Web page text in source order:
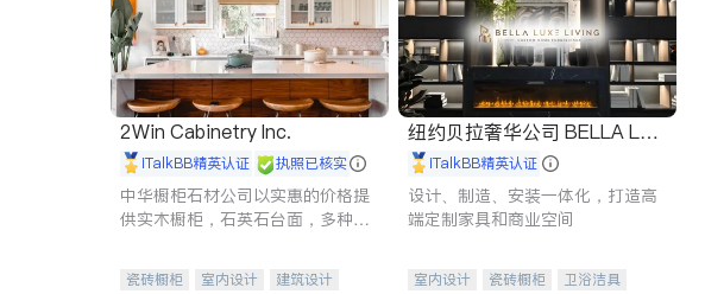
2Win Cabinetry Inc.
iTalkBB精英认证 执照已核实
中华橱柜石材公司以实惠的价格提
供实木橱柜，石英石台面，多种优
机。品质厨房，家的选择。
瓷砖橱柜 室内设计
建筑设计
纽约贝拉奢华公司 BELLA LUX
E iTalkBB精英认证
设计、制造、安装一体化，打造高
端定制家具和商业空间
室内设计 瓷砖橱柜
卫浴洁具